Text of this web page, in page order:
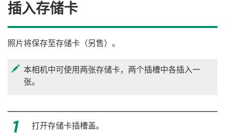
插入存储卡
照片将保存至存储卡（另售）。
本相机中可使用两张存储卡，两个插槽中各插入一
张。
打开存储卡插槽盖。